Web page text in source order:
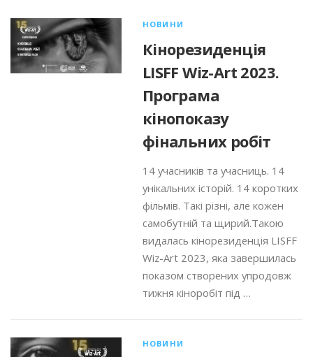
УКР ENG ПРОЄКТИНОВИНИ
Кінорезиденція
LISFF Wiz-Art 2023.
Програма
кінопоказу
фінальних робіт
14 учасників та учасниць. 14
унікальних історій. 14 коротких
фільмів. Такі різні, але кожен
самобутній та щирий.Такою
видалась кінорезиденція LISFF
Wiz-Art 2023, яка завершилась
показом створених упродовж
тижня кіноробіт під …
НОВИНИ